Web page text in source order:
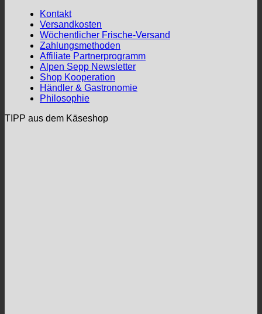
Kontakt
Versandkosten
Wöchentlicher Frische-Versand
Zahlungsmethoden
Affiliate Partnerprogramm
Alpen Sepp Newsletter
Shop Kooperation
Händler & Gastronomie
Philosophie
TIPP aus dem Käseshop